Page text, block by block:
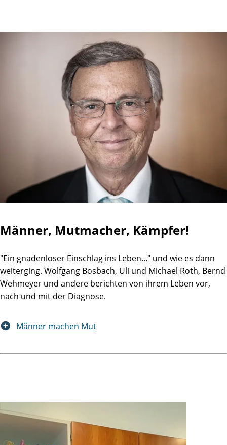
Männer, Mutmacher, Kämpfer!
"Ein gnadenloser Einschlag ins Leben..." und wie es dann
weiterging. Wolfgang Bosbach, Uli und Michael Roth, Bernd
Wehmeyer und andere berichten von ihrem Leben vor,
nach und mit der Diagnose.
Männer machen Mut